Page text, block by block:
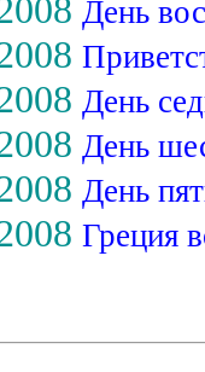
День
День
День
День
Греция